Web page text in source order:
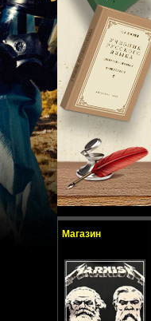
Магазин